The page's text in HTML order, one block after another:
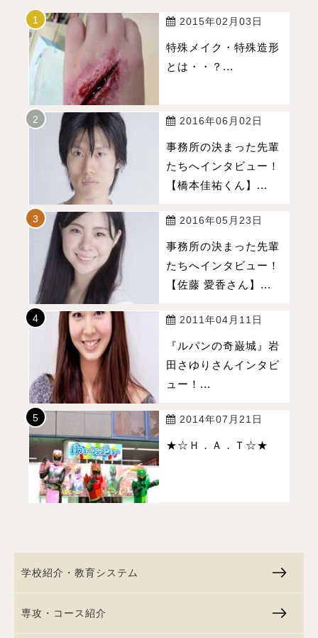
2015年02月03日
特殊メイク・特殊造形
とは・・？...
2016年06月02日
事務所の決まった先輩
たちへインタビュー！
【橋本佳祐くん】...
2016年05月23日
事務所の決まった先輩
たちへインタビュー！
【佐藤 愛香さん】...
2011年04月11日
『ルパンの奇巌城』岩
田さゆりさんインタビ
ュー！...
2014年07月21日
★☆Ｈ．Ａ．Ｔ☆★
学校紹介・教育システム
専攻・コース紹介